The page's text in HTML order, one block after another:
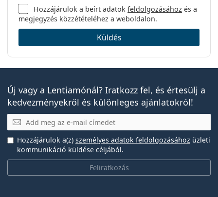
Hozzájárulok a beírt adatokfeldolgozásához és a
megjegyzés közzétételéhez a weboldalon.
Küldés
Új vagy a Lentiamónál? Iratkozz fel, és értesülj a
kedvezményekről és különleges ajánlatokról!
E-mail
Feliratkozás
Hozzájárulok a(z) személyes adatok feldolgozásához üzleti
kommunikáció küldése céljából.